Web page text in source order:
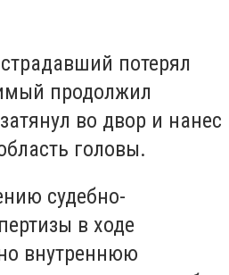
потерял
продолжил
во двор и нанес
головы.
судебно-
в ходе
внутреннюю